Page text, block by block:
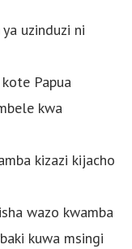
uzinduzi ni
Papua
kwa
kizazi kijacho
wazo kwamba
kuwa msingi